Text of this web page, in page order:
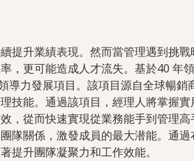
提升業績表現。然而當管理遇到挑
，更可能造成人才流失。基於40 年
導力發展項目。該項目源自全球暢銷
技能。通過該項目，經理人將掌握
從而快速實現從業務能手到管理高
隊關係，激發成員的最大潜能。通
提升團隊凝聚力和工作效能。